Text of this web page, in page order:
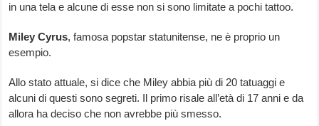
in una tela e alcune di esse non si sono limitate a pochi tattoo.
Miley Cyrus, famosa popstar statunitense, ne è proprio un
esempio.
Allo stato attuale, si dice che Miley abbia più di 20 tatuaggi e
alcuni di questi sono segreti. Il primo risale all’età di 17 anni e da
allora ha deciso che non avrebbe più smesso.